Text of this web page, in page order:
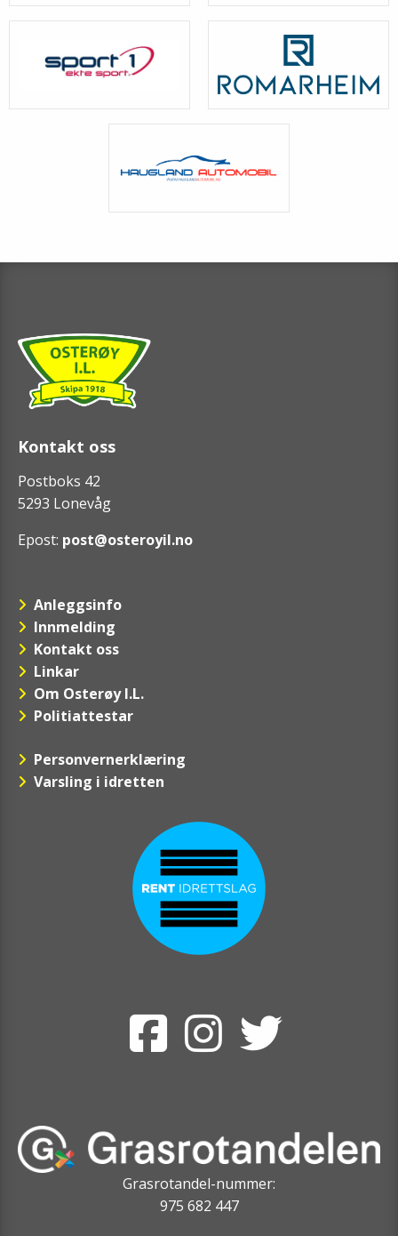
Kontakt oss
Postboks 42
5293 Lonevåg
Epost: post@osteroyil.no
Anleggsinfo
Innmelding
Kontakt oss
Linkar
Om Osterøy I.L.
Politiattestar
Personvernerklæring
Varsling i idretten
Grasrotandel-nummer:
975 682 447